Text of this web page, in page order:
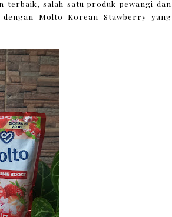
terbaik, salah satu produk pewangi dan
Molto Korean Stawberry yang